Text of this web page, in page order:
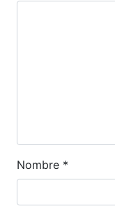
Nombre *